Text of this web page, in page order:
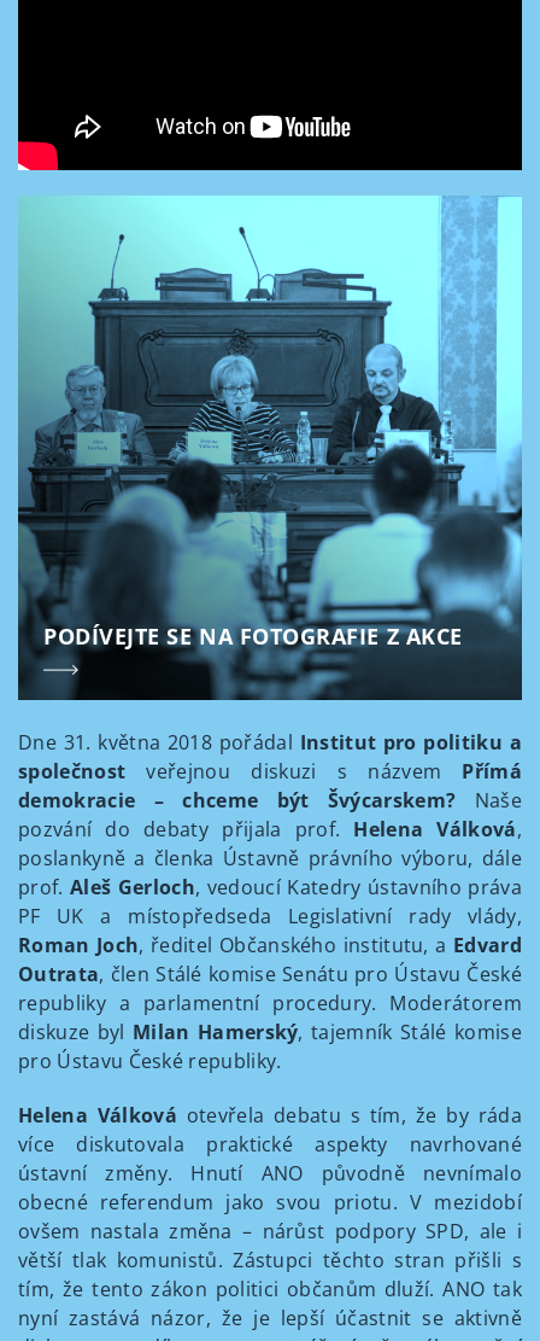
PODÍVEJTE SE NA FOTOGRAFIE Z AKCE
Dne 31. května 2018 pořádal Institut pro politiku a
společnost veřejnou diskuzi s názvem Přímá
demokracie – chceme být Švýcarskem? Naše
pozvání do debaty přijala prof. Helena Válková,
poslankyně a členka Ústavně právního výboru, dále
prof.Aleš Gerloch, vedoucí Katedry ústavního práva
PF UK a místopředseda Legislativní rady vlády,
Roman Joch, ředitel Občanského institutu, a Edvard
Outrata, člen Stálé komise Senátu pro Ústavu České
republiky a parlamentní procedury. Moderátorem
diskuze byl Milan Hamerský, tajemník Stálé komise
pro Ústavu České republiky.
Helena Válková otevřela debatu s tím, že by ráda
více diskutovala praktické aspekty navrhované
ústavní změny. Hnutí ANO původně nevnímalo
obecné referendum jako svou priotu. V mezidobí
ovšem nastala změna – nárůst podpory SPD, ale i
větší tlak komunistů. Zástupci těchto stran přišli s
tím, že tento zákon politici občanům dluží. ANO tak
nyní zastává názor, že je lepší účastnit se aktivně